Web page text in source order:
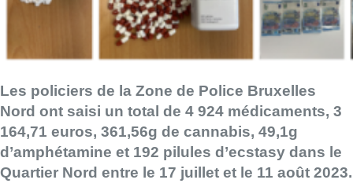
Les policiers de la Zone de Police Bruxelles
Nord ont saisi un total de 4 924 médicaments, 3
164,71 euros, 361,56g de cannabis, 49,1g
d’amphétamine et 192 pilules d’ecstasy dans le
Quartier Nord entre le 17 juillet et le 11 août 2023.